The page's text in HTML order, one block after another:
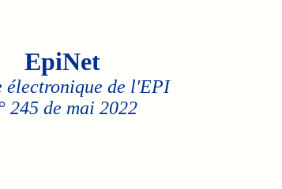
EpiNet
électronique de l'EPI
245 de mai 2022